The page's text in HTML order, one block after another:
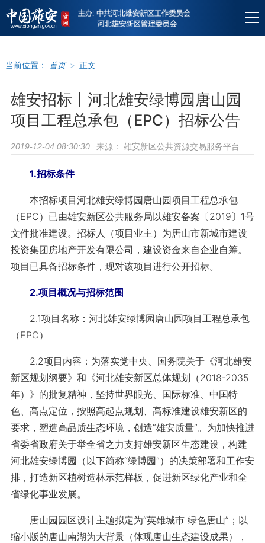
当前位置： 首页 > 正文
雄安招标丨河北雄安绿博园唐山园
项目工程总承包（EPC）招标公告
2019-12-04 08:30:30 来源： 雄安新区公共资源交易服务平台
1.招标条件
本招标项目河北雄安绿博园唐山园项目工程总承包
（EPC）已由雄安新区公共服务局以雄安备案〔2019〕1号
文件批准建设。招标人（项目业主）为唐山市新城市建设
投资集团房地产开发有限公司，建设资金来自企业自筹。
项目已具备招标条件，现对该项目进行公开招标。
2.项目概况与招标范围
2.1项目名称：河北雄安绿博园唐山园项目工程总承包
（EPC）
2.2项目内容：为落实党中央、国务院关于《河北雄安
新区规划纲要》和《河北雄安新区总体规划（2018-2035
年）》的批复精神，坚持世界眼光、国际标准、中国特
色、高点定位，按照高起点规划、高标准建设雄安新区的
要求，塑造高品质生态环境，创造“雄安质量”。为加快推进
省委省政府关于举全省之力支持雄安新区生态建设，构建
河北雄安绿博园（以下简称“绿博园”）的决策部署和工作安
排，打造新区植树造林示范样板，促进新区绿化产业和全
省绿化事业发展。
唐山园园区设计主题拟定为“英雄城市 绿色唐山”；以
缩小版的唐山南湖为大背景（体现唐山生态建设成果），